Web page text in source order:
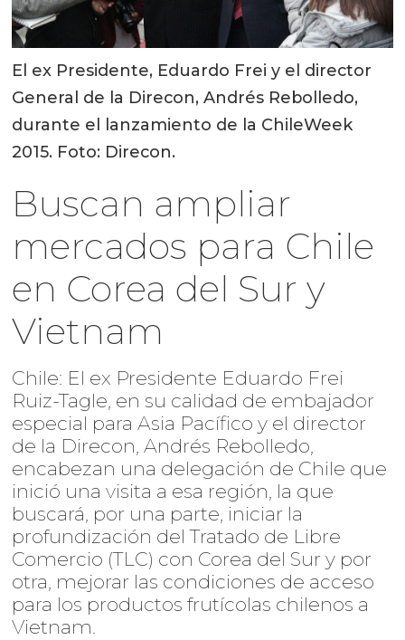
El ex Presidente, Eduardo Frei y el director
General de la Direcon, Andrés Rebolledo,
durante el lanzamiento de la ChileWeek
2015. Foto: Direcon.
Buscan ampliar
mercados para Chile
en Corea del Sur y
Vietnam
Chile: El ex Presidente Eduardo Frei
Ruiz-Tagle, en su calidad de embajador
especial para Asia Pacífico y el director
de la Direcon, Andrés Rebolledo,
encabezan una delegación de Chile que
inició una visita a esa región, la que
buscará, por una parte, iniciar la
profundización del Tratado de Libre
Comercio (TLC) con Corea del Sur y por
otra, mejorar las condiciones de acceso
para los productos frutícolas chilenos a
Vietnam.